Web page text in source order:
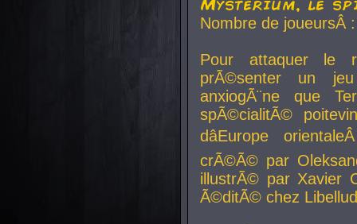
Nombre de
Pour attaquer le
prÃ©senter un
anxiogÃ¨ne que
spÃ©cialitÃ©
dâEurope
crÃ©Ã© par
illustrÃ© par Xavier
Ã©ditÃ© chez